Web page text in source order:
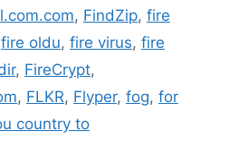
, FindZip, fire
fire oldu, fire virus, fire
, FireCrypt,
, FLKR, Flyper, fog, for
country to